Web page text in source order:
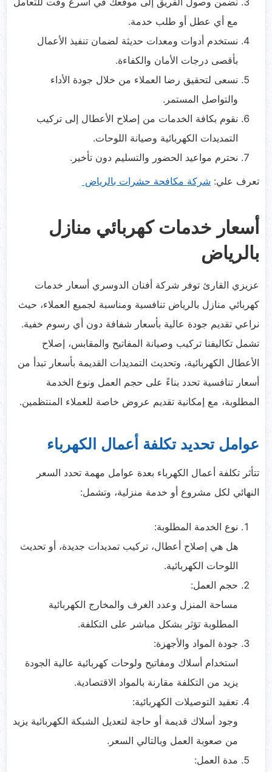
مع أي عطل أو طلب خدمة.
نستخدم أدوات ومعدات حديثة لضمان تنفيذ الأعمال
بأقصى درجات الأمان والكفاءة.
نسعى لتحقيق رضا العملاء من خلال جودة الأداء
والتواصل المستمر.
نقوم بكافة الخدمات من إصلاح الأعطال إلى تركيب
التمديدات الكهربائية وصيانة اللوحات.
نحترم مواعيد الحضور والتسليم دون تأخير.
تعرف علي: شركة مكافحة حشرات بالرياض
أسعار خدمات كهربائي منازل
بالرياض
عزيزي القارئ توفر شركة أفنان الدوسري أسعار خدمات
كهربائي منازل بالرياض تنافسية ومناسبة لجميع العملاء، حيث
نراعي تقديم جودة عالية بأسعار شفافة دون أي رسوم خفية.
تشمل تكاليفنا تركيب وصيانة المفاتيح والمقابس، إصلاح
الأعطال الكهربائية، وتحديث التمديدات القديمة بأسعار تبدأ من
أسعار تنافسية تحدد بناءً على حجم العمل ونوع الخدمة
المطلوبة، مع إمكانية تقديم عروض خاصة للعملاء المنتظمين.
عوامل تحديد تكلفة أعمال الكهرباء
تتأثر تكلفة أعمال الكهرباء بعدة عوامل مهمة تحدد السعر
النهائي لكل مشروع أو خدمة منزلية، وتشمل:
نوع الخدمة المطلوبة:
هل هي إصلاح أعطال، تركيب تمديدات جديدة، أو تحديث
اللوحات الكهربائية.
حجم العمل:
مساحة المنزل وعدد الغرف والمخارج الكهربائية
المطلوبة تؤثر بشكل مباشر على التكلفة.
جودة المواد والأجهزة:
استخدام أسلاك ومفاتيح ولوحات كهربائية عالية الجودة
يزيد من التكلفة مقارنة بالمواد الاقتصادية.
تعقيد التوصيلات الكهربائية:
وجود أسلاك قديمة أو حاجة لتعديل الشبكة الكهربائية يزيد
من صعوبة العمل وبالتالي السعر.
مدة العمل: